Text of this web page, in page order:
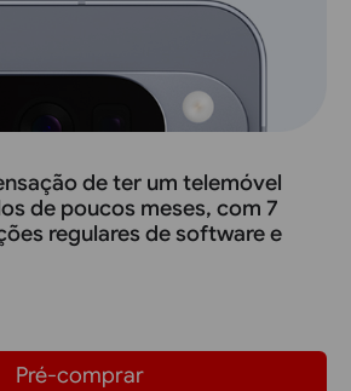
de ter um telemóvel
de poucos meses, com 7
regulares de software e
Pré-comprar